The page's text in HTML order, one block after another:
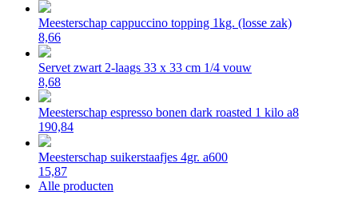
Meesterschap cappuccino topping 1kg. (losse zak)
8,66
Servet zwart 2-laags 33 x 33 cm 1/4 vouw
8,68
Meesterschap espresso bonen dark roasted 1 kilo a8
190,84
Meesterschap suikerstaafjes 4gr. a600
15,87
Alle producten